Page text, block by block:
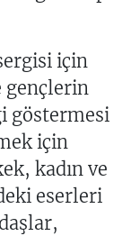
için
göstermesi
için
kadın ve
eserleri